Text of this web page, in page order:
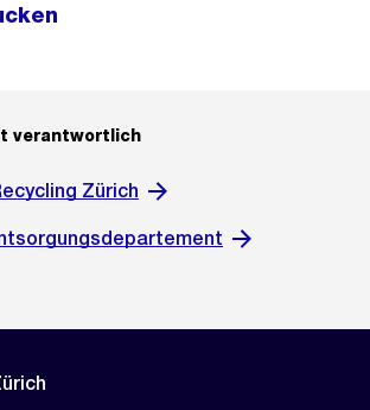
verantwortlich
Zürich